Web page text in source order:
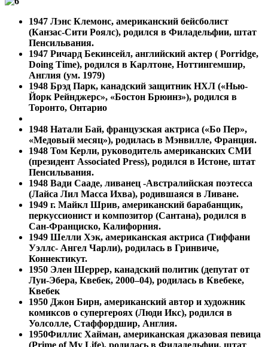
1947 Лэнс Клемонс, американский бейсболист
(Канзас-Сити Роялс), родился в Филадельфии, штат
Пенсильвания.
1947 Ричард Бекинсейл, английский актер ( Porridge,
Doing Time), родился в Карлтоне, Ноттингемшир,
Англия (ум. 1979)
1948 Брэд Парк, канадский защитник НХЛ («Нью-
Йорк Рейнджерс», «Бостон Брюинз»), родился в
Торонто, Онтарио
1948 Натали Бай, французская актриса («Бо Пер»,
«Медовый месяц»), родилась в Мэнвилле, Франция.
1948 Том Керли, руководитель американских СМИ
(президент Associated Press), родился в Истоне, штат
Пенсильвания.
1948 Вади Сааде, ливанец -Австралийская поэтесса
(Лайса Лил Масса Ихва), родившаяся в Ливане.
1949 г. Майкл Шрив, американский барабанщик,
перкуссионист и композитор (Сантана), родился в
Сан-Франциско, Калифорния.
1949 Шелли Хэк, американская актриса (Тиффани
Уэллс- Ангел Чарли), родилась в Гринвиче,
Коннектикут.
1950 Элен Шеррер, канадский политик (депутат от
Луи-Эбера, Квебек, 2000–04), родилась в Квебеке,
Квебек
1950 Джон Бирн, американский автор и художник
комиксов о супергероях (Люди Икс), родился в
Уолсолле, Стаффордшир, Англия.
1950Филлис Хайман, американская джазовая певица